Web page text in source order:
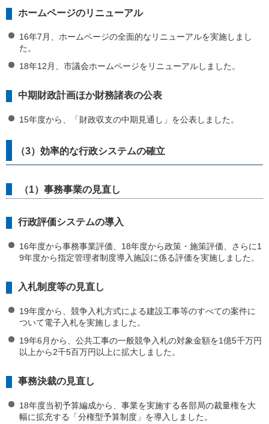
ホームページのリニューアル
16年7月、ホームページの全面的なリニューアルを実施しまし
た。
18年12月、市議会ホームページをリニューアルしました。
中期財政計画ほか財務諸表の公表
15年度から、「財政収支の中期見通し」を公表しました。
（3）効率的な行政システムの確立
（1）事務事業の見直し
行政評価システムの導入
16年度から事務事業評価、18年度から政策・施策評価、さらに1
9年度から指定管理者制度導入施設に係る評価を実施しました。
入札制度等の見直し
19年度から、競争入札方式による建設工事等のすべての案件に
ついて電子入札を実施しました。
19年6月から、公共工事の一般競争入札の対象金額を1億5千万円
以上から2千5百万円以上に拡大しました。
事務決裁の見直し
18年度当初予算編成から、事業を実施する各部局の裁量権を大
幅に拡充する「分権型予算制度」を導入しました。